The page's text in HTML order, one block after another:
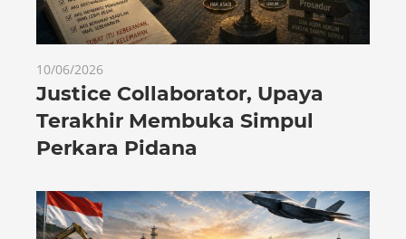
10/06/2026
Justice Collaborator, Upaya
Terakhir Membuka Simpul
Perkara Pidana